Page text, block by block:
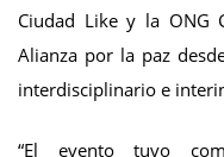
Ciudad Like y la ONG
Alianza por la paz
interdisciplinario e
“El evento tuvo